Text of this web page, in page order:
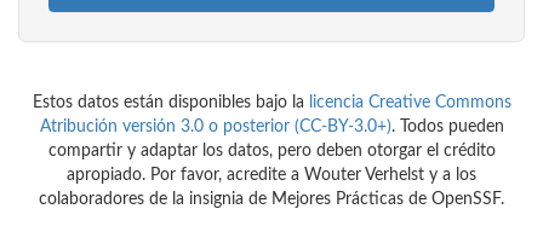
Estos datos están disponibles bajo la
licencia Creative Commons
Atribución versión 3.0 o posterior (CC-BY-3.0+). Todos pueden
compartir y adaptar los datos, pero deben otorgar el crédito
apropiado. Por favor, acredite a Wouter Verhelst y a los
colaboradores de la insignia de Mejores Prácticas de OpenSSF.